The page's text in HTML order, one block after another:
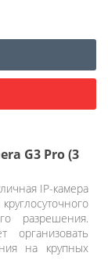
G3 Pro (3
IP-камера
разрешения.
организовать
на крупных